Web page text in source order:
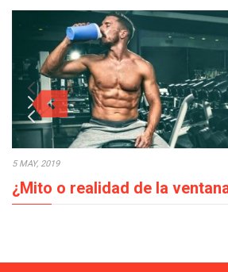
5 MAY, 2019
¿Mito o realidad de la